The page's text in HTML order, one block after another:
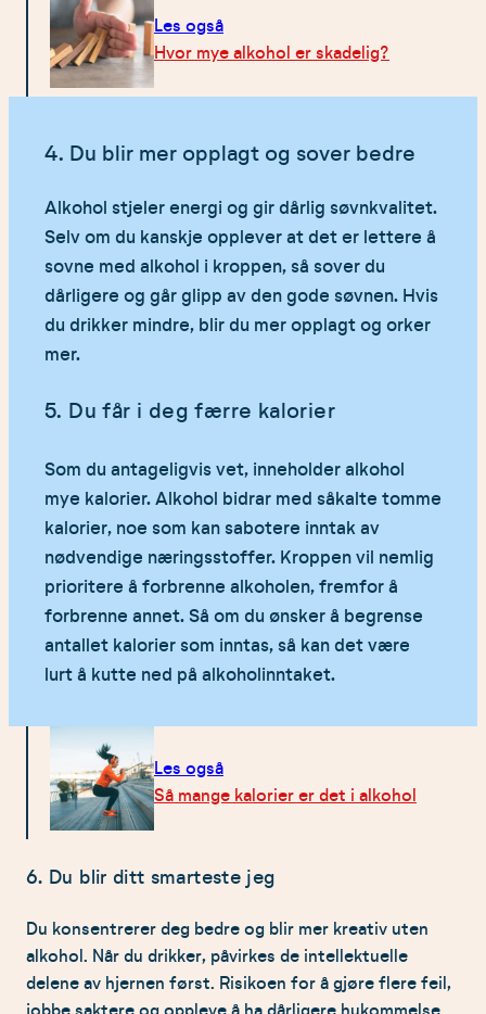
Les også
Hvor mye alkohol er skadelig?
4. Du blir mer opplagt og sover bedre
Alkohol stjeler energi og gir dårlig søvnkvalitet.
Selv om du kanskje opplever at det er lettere å
sovne med alkohol i kroppen, så sover du
dårligere og går glipp av den gode søvnen. Hvis
du drikker mindre, blir du mer opplagt og orker
mer.
5. Du får i deg færre kalorier
Som du antageligvis vet, inneholder alkohol
mye kalorier. Alkohol bidrar med såkalte tomme
kalorier, noe som kan sabotere inntak av
nødvendige næringsstoffer. Kroppen vil nemlig
prioritere å forbrenne alkoholen, fremfor å
forbrenne annet. Så om du ønsker å begrense
antallet kalorier som inntas, så kan det være
lurt å kutte ned på alkoholinntaket.
Les også
Så mange kalorier er det i alkohol
6. Du blir ditt smarteste jeg
Du konsentrerer deg bedre og blir mer kreativ uten
alkohol. Når du drikker, påvirkes de intellektuelle
delene av hjernen først. Risikoen for å gjøre flere feil,